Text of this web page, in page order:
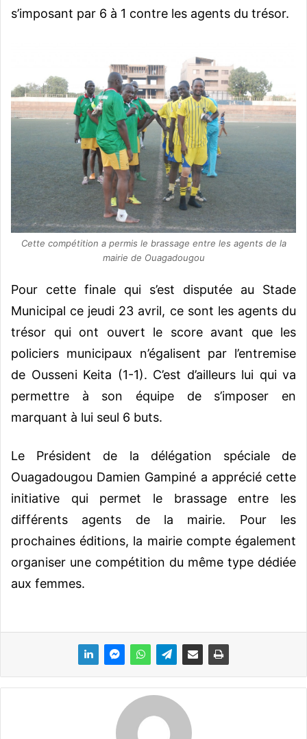
s’imposant par 6 à 1 contre les agents du trésor.
Cette compétition a permis le brassage entre les agents de la
mairie de Ouagadougou
Pour cette finale qui s’est disputée au Stade
Municipal ce jeudi 23 avril, ce sont les agents du
trésor qui ont ouvert le score avant que les
policiers municipaux n’égalisent par l’entremise
de Ousseni Keita (1-1). C’est d’ailleurs lui qui va
permettre à son équipe de s’imposer en
marquant à lui seul 6 buts.
Le Président de la délégation spéciale de
Ouagadougou Damien Gampiné a apprécié cette
initiative qui permet le brassage entre les
différents agents de la mairie. Pour les
prochaines éditions, la mairie compte également
organiser une compétition du même type dédiée
aux femmes.